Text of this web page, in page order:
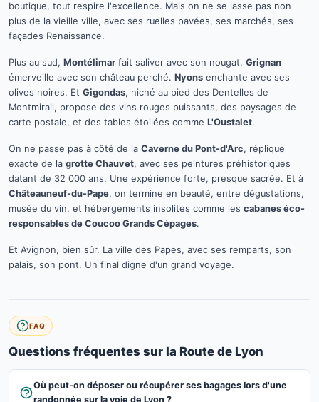
boutique, tout respire l'excellence. Mais on ne se lasse pas non
plus de la vieille ville, avec ses ruelles pavées, ses marchés, ses
façades Renaissance.
Plus au sud, Montélimar fait saliver avec son nougat. Grignan
émerveille avec son château perché. Nyons enchante avec ses
olives noires. Et Gigondas, niché au pied des Dentelles de
Montmirail, propose des vins rouges puissants, des paysages de
carte postale, et des tables étoilées comme L'Oustalet.
On ne passe pas à côté de la Caverne du Pont-d'Arc, réplique
exacte de la grotte Chauvet, avec ses peintures préhistoriques
datant de 32 000 ans. Une expérience forte, presque sacrée. Et à
Châteauneuf-du-Pape, on termine en beauté, entre dégustations,
musée du vin, et hébergements insolites comme les cabanes éco-
responsables de Coucoo Grands Cépages.
Et Avignon, bien sûr. La ville des Papes, avec ses remparts, son
palais, son pont. Un final digne d'un grand voyage.
FAQ
Questions fréquentes sur la Route de Lyon
Où peut-on déposer ou récupérer ses bagages lors d'une
randonnée sur la voie de Lyon ?